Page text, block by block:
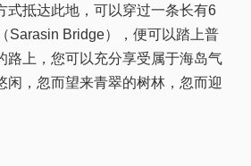
式抵达此地，可以穿过一条长有6
Sarasin Bridge），便可以踏上普
路上，您可以充分享受属于海岛气
闲，忽而望来青翠的树林，忽而迎